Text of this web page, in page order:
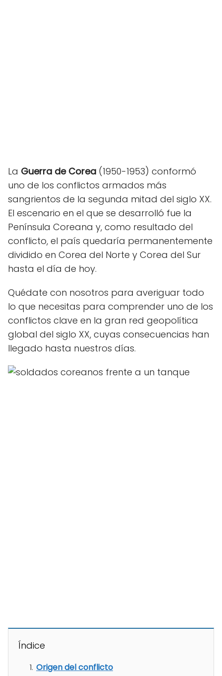
La Guerra de Corea (1950-1953) conformó
uno de los conflictos armados más
sangrientos de la segunda mitad del siglo XX.
El escenario en el que se desarrolló fue la
Península Coreana y, como resultado del
conflicto, el país quedaría permanentemente
dividido en Corea del Norte y Corea del Sur
hasta el día de hoy.
Quédate con nosotros para averiguar todo
lo que necesitas para comprender uno de los
conflictos clave en la gran red geopolítica
global del siglo XX, cuyas consecuencias han
llegado hasta nuestros días.
Índice
Origen del conflicto